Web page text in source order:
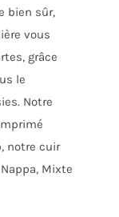
bien sûr,
vous
grâce
le
Notre
notre cuir
Mixte